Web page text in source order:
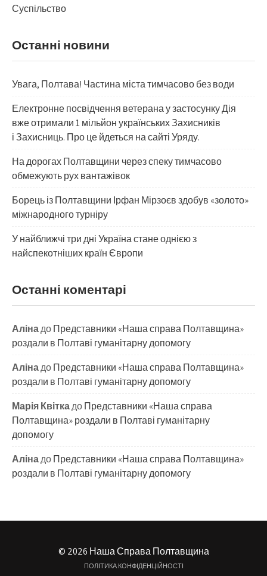
Суспільство
Останні новини
Увага, Полтава! Частина міста тимчасово без води
Електронне посвідчення ветерана у застосунку Дія
вже отримали 1 мільйон українських Захисників
і Захисниць. Про це йдеться на сайті Уряду.
На дорогах Полтавщини через спеку тимчасово
обмежують рух вантажівок
Борець із Полтавщини Ірфан Мірзоєв здобув «золото»
міжнародного турніру
​У найближчі три дні Україна стане однією з
найспекотніших країн Європи
Останні коментарі
АлінадоПредставники «Наша справа Полтавщина»
роздали в Полтаві гуманітарну допомогу
АлінадоПредставники «Наша справа Полтавщина»
роздали в Полтаві гуманітарну допомогу
Марія КвіткадоПредставники «Наша справа
Полтавщина» роздали в Полтаві гуманітарну
допомогу
АлінадоПредставники «Наша справа Полтавщина»
роздали в Полтаві гуманітарну допомогу
© 2026 Наша Справа Полтавщина
ПОЛІТИКА КОНФІДЕНЦІЙНОСТІ